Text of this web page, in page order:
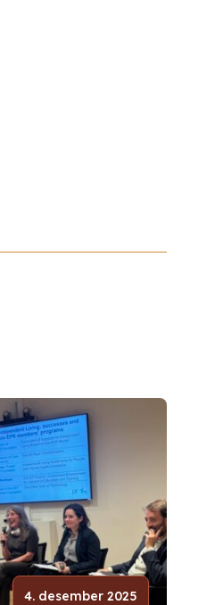
4. desember 2025